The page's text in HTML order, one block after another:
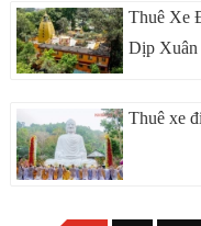
Thuê Xe
Dịp
Thuê xe